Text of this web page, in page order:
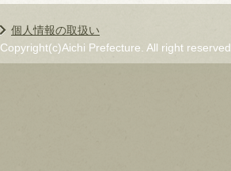
個人情報の取扱い
Copyright(c)Aichi Prefecture. All right reserved.